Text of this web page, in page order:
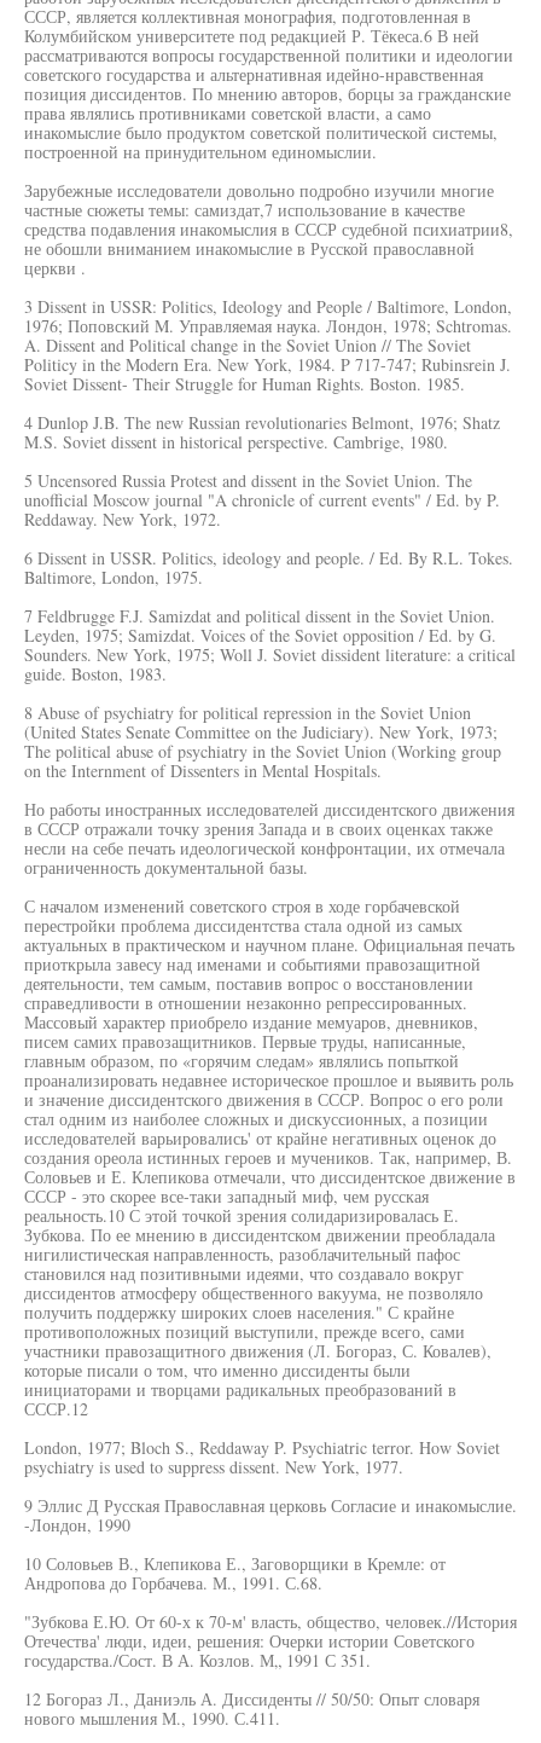
СССР, является коллективная монография, подготовленная в
Колумбийском университете под редакцией Р. Тёкеса.6 В ней
рассматриваются вопросы государственной политики и идеологии
советского государства и альтернативная идейно-нравственная
позиция диссидентов. По мнению авторов, борцы за гражданские
права являлись противниками советской власти, а само
инакомыслие было продуктом советской политической системы,
построенной на принудительном единомыслии.
Зарубежные исследователи довольно подробно изучили многие
частные сюжеты темы: самиздат,7 использование в качестве
средства подавления инакомыслия в СССР судебной психиатрии8,
не обошли вниманием инакомыслие в Русской православной
церкви .
3 Dissent in USSR: Politics, Ideology and People / Baltimore, London,
1976; Поповский M. Управляемая наука. Лондон, 1978; Schtromas.
A. Dissent and Political change in the Soviet Union // The Soviet
Politicy in the Modern Era. New York, 1984. P 717-747; Rubinsrein J.
Soviet Dissent- Their Struggle for Human Rights. Boston. 1985.
4 Dunlop J.B. The new Russian revolutionaries Belmont, 1976; Shatz
M.S. Soviet dissent in historical perspective. Cambrige, 1980.
5 Uncensored Russia Protest and dissent in the Soviet Union. The
unofficial Moscow journal "A chronicle of current events" / Ed. by P.
Reddaway. New York, 1972.
6 Dissent in USSR. Politics, ideology and people. / Ed. By R.L. Tokes.
Baltimore, London, 1975.
7 Feldbrugge F.J. Samizdat and political dissent in the Soviet Union.
Leyden, 1975; Samizdat. Voices of the Soviet opposition / Ed. by G.
Sounders. New York, 1975; Woll J. Soviet dissident literature: a critical
guide. Boston, 1983.
8 Abuse of psychiatry for political repression in the Soviet Union
(United States Senate Committee on the Judiciary). New York, 1973;
The political abuse of psychiatry in the Soviet Union (Working group
on the Internment of Dissenters in Mental Hospitals.
Но работы иностранных исследователей диссидентского движения
в СССР отражали точку зрения Запада и в своих оценках также
несли на себе печать идеологической конфронтации, их отмечала
ограниченность документальной базы.
С началом изменений советского строя в ходе горбачевской
перестройки проблема диссидентства стала одной из самых
актуальных в практическом и научном плане. Официальная печать
приоткрыла завесу над именами и событиями правозащитной
деятельности, тем самым, поставив вопрос о восстановлении
справедливости в отношении незаконно репрессированных.
Массовый характер приобрело издание мемуаров, дневников,
писем самих правозащитников. Первые труды, написанные,
главным образом, по «горячим следам» являлись попыткой
проанализировать недавнее историческое прошлое и выявить роль
и значение диссидентского движения в СССР. Вопрос о его роли
стал одним из наиболее сложных и дискуссионных, а позиции
исследователей варьировались' от крайне негативных оценок до
создания ореола истинных героев и мучеников. Так, например, В.
Соловьев и Е. Клепикова отмечали, что диссидентское движение в
СССР - это скорее все-таки западный миф, чем русская
реальность.10 С этой точкой зрения солидаризировалась Е.
Зубкова. По ее мнению в диссидентском движении преобладала
нигилистическая направленность, разоблачительный пафос
становился над позитивными идеями, что создавало вокруг
диссидентов атмосферу общественного вакуума, не позволяло
получить поддержку широких слоев населения." С крайне
противоположных позиций выступили, прежде всего, сами
участники правозащитного движения (Л. Богораз, С. Ковалев),
которые писали о том, что именно диссиденты были
инициаторами и творцами радикальных преобразований в
СССР.12
London, 1977; Bloch S., Reddaway P. Psychiatric terror. How Soviet
psychiatry is used to suppress dissent. New York, 1977.
9 Эллис Д Русская Православная церковь Согласие и инакомыслие.
-Лондон, 1990
10 Соловьев В., Клепикова Е., Заговорщики в Кремле: от
Андропова до Горбачева. М., 1991. С.68.
"Зубкова Е.Ю. От 60-х к 70-м' власть, общество, человек.//История
Отечества' люди, идеи, решения: Очерки истории Советского
государства./Сост. В А. Козлов. М„ 1991 С 351.
12 Богораз Л., Даниэль А. Диссиденты // 50/50: Опыт словаря
нового мышления М., 1990. С.411.